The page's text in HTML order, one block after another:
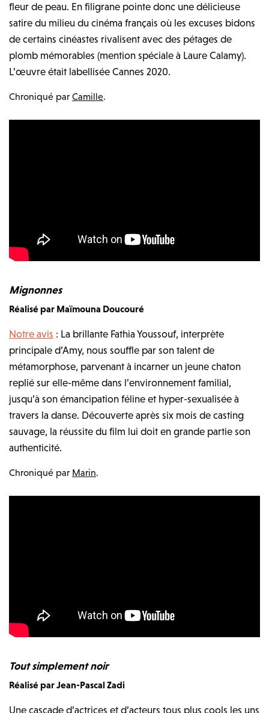
fleur de peau. En filigrane pointe donc une délicieuse
satire du milieu du cinéma français où les excuses bidons
de certains cinéastes rivalisent avec des pétages de
plomb mémorables (mention spéciale à Laure Calamy).
L’œuvre était labellisée Cannes 2020.
Chroniqué par Camille.
Mignonnes
Réalisé par Maïmouna Doucouré
Notre avis : La brillante Fathia Youssouf, interprète
principale d’Amy, nous souffle par son talent de
métamorphose, parvenant à incarner un jeune chaton
replié sur elle-même dans l’environnement familial,
jusqu’à son émancipation féline et hyper-sexualisée à
travers la danse. Découverte après six mois de casting
sauvage, la réussite du film lui doit en grande partie son
authenticité.
Chroniqué par Marin.
Tout simplement noir
Réalisé par Jean-Pascal Zadi
Une cascade d’actrices et d’acteurs tous plus cools les uns